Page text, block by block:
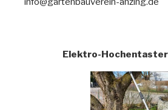
Elektro-Hochentaster